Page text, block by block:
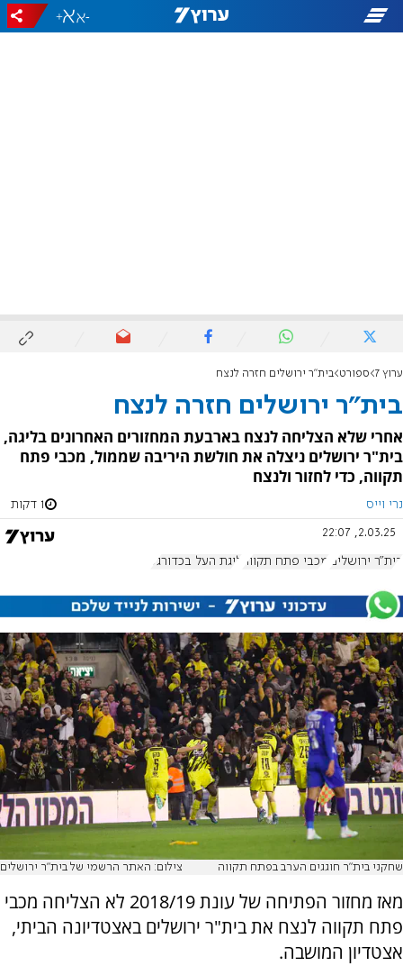
-
+
ערוץ 7 ספורט בית"ר ירושלים חזרה לנצח
בית"ר ירושלים חזרה לנצח
אחרי שלא הצליחה לנצח בארבעת המחזורים האחרונים בליגה,
בית"ר ירושלים ניצלה את חולשת היריבה שממול, מכבי פתח
תקווה, כדי לחזור ולנצח
נרי וייס 1 דקות
2.03.25, 22:07
בית"ר ירושלים מכבי פתח תקווה ליגת העל בכדורגל
שחקני בית"ר חוגגים הערב בפתח תקווה צילום: האתר הרשמי של בית"ר ירושלים
מאז מחזור הפתיחה של עונת 2018/19 לא הצליחה מכבי
פתח תקווה לנצח את בית"ר ירושלים באצטדיונה הביתי,
אצטדיון המושבה.